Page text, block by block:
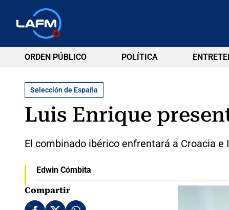
ORDEN PÚBLICO POLÍTICA
Selección de España
Luis Enrique
El combinado ibérico enfrentará a Croacia e
Edwin Cómbita
Compartir